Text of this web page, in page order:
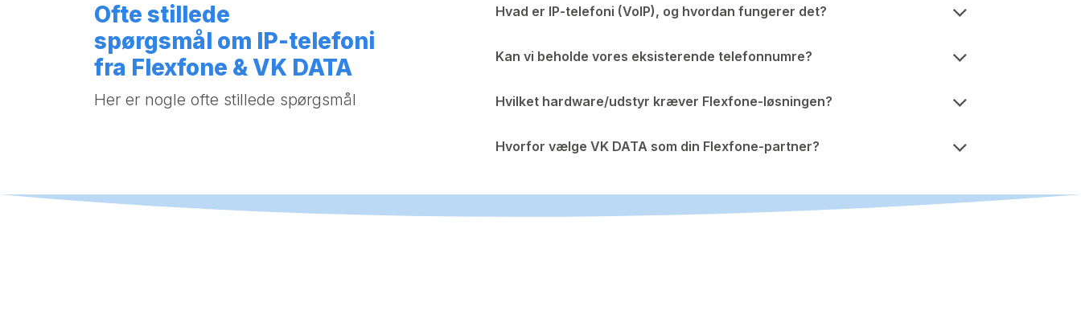
Ofte stillede
spørgsmål om IP-telefoni
fra Flexfone & VK DATA
Her er nogle ofte stillede spørgsmål
Hvad er IP-telefoni (VoIP), og hvordan fungerer det?
Kan vi beholde vores eksisterende telefonnumre?
Hvilket hardware/udstyr kræver Flexfone-løsningen?
Hvorfor vælge VK DATA som din Flexfone-partner?